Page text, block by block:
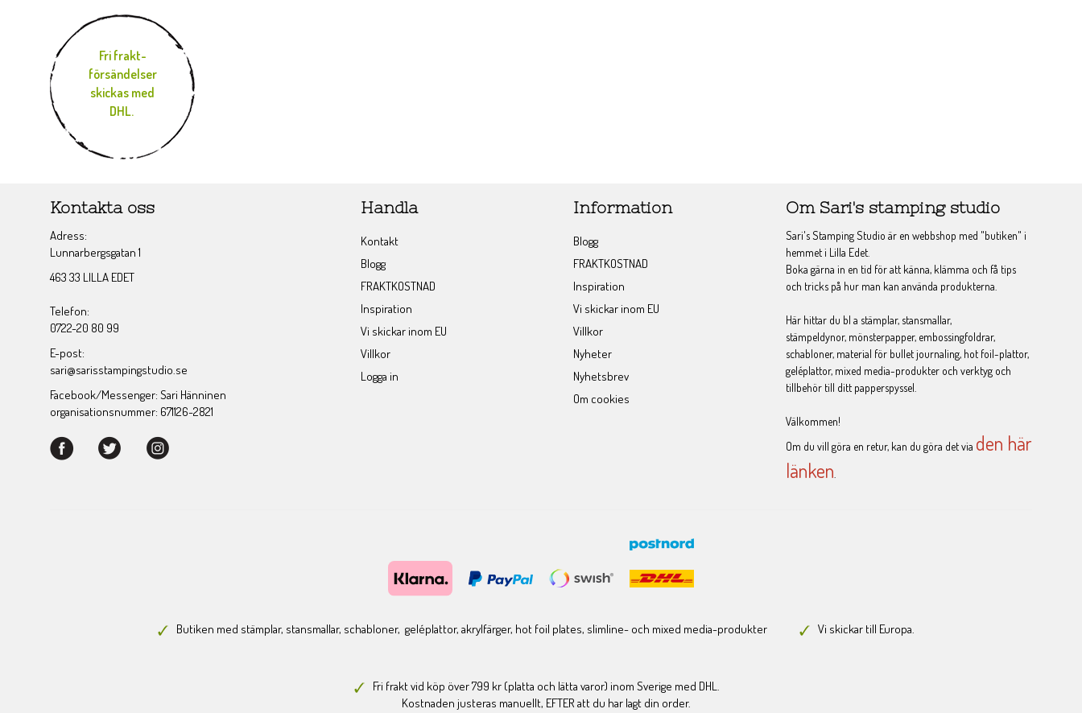
Fri frakt-
försändelser
skickas med
DHL.
Kontakta oss
Adress:
Lunnarbergsgatan 1
463 33 LILLA EDET
Telefon:
0722-20 80 99
E-post:
sari@sarisstampingstudio.se
Facebook/Messenger: Sari Hänninen
organisationsnummer: 671126-2821
Handla
Kontakt
Blogg
FRAKTKOSTNAD
Inspiration
Vi skickar inom EU
Villkor
Logga in
Information
Blogg
FRAKTKOSTNAD
Inspiration
Vi skickar inom EU
Villkor
Nyheter
Nyhetsbrev
Om cookies
Om Sari's stamping studio
Sari's Stamping Studio är en webbshop med "butiken" i
hemmet i Lilla Edet.
Boka gärna in en tid för att känna, klämma och få tips
och tricks på hur man kan använda produkterna.
Här hittar du bl a stämplar, stansmallar,
stämpeldynor, mönsterpapper, embossingfoldrar,
schabloner, material för bullet journaling, hot foil-plattor,
geléplattor, mixed media-produkter och verktyg och
tillbehör till ditt papperspyssel.
Välkommen!
Om du vill göra en retur, kan du göra det via den här
länken
Butiken med stämplar, stansmallar, schabloner, geléplattor, akrylfärger, hot foil plates, slimline- och mixed media-produkter Vi skickar till Europa.
Fri frakt vid köp över 799 kr (platta och lätta varor) inom Sverige med DHL.
Kostnaden justeras manuellt, EFTER att du har lagt din order.